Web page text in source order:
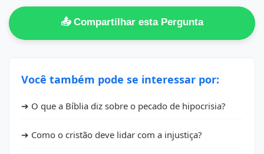
📤 Compartilhar esta Pergunta
Você também pode se interessar por:
➔ O que a Bíblia diz sobre o pecado de hipocrisia?
➔ Como o cristão deve lidar com a injustiça?